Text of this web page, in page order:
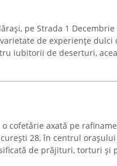
pe Strada 1
de experiențe dulci
iubitorii de deserturi,
o cofetărie axată pe
28, în centrul orașului
de prăjituri, torturi și